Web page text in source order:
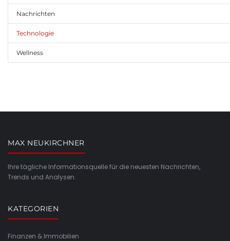
Nachrichten
Technologie
Wellness
MAX NEUKIRCHNER
Ihre tägliche Informationsquelle für die neuesten Nachrichten,
Trends und Analysen.
KATEGORIEN
Finanzen & Immobilien